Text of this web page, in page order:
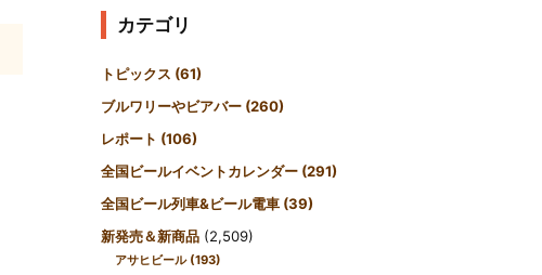
カテゴリ
トピックス (61)
ブルワリーやビアバー (260)
レポート (106)
全国ビールイベントカレンダー (291)
全国ビール列車&ビール電車 (39)
新発売＆新商品 (2,509)
アサヒビール (193)